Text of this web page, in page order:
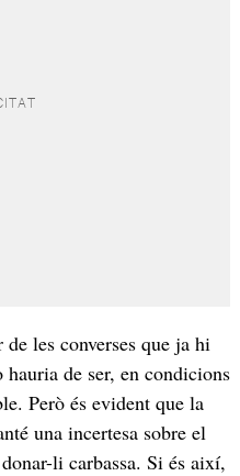
les converses que ja hi
de ser, en condicions
Però és evident que la
una incertesa sobre el
li carbassa. Si és així,